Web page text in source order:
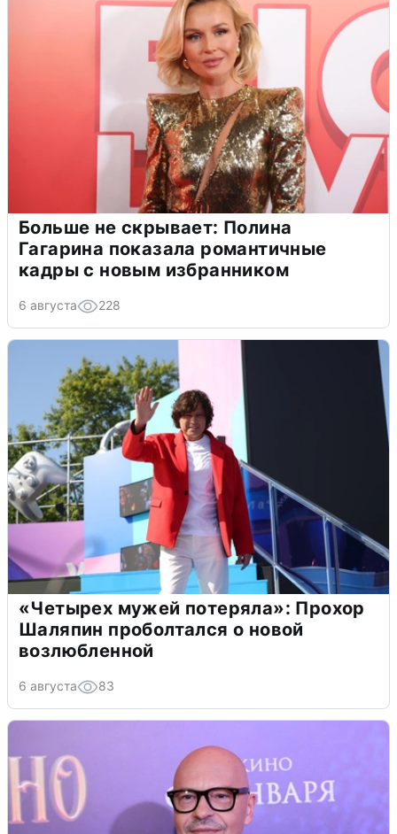
Больше не скрывает: Полина
Гагарина показала романтичные
кадры с новым избранником
6 августа 228
«Четырех мужей потеряла»: Прохор
Шаляпин проболтался о новой
возлюбленной
6 августа 83